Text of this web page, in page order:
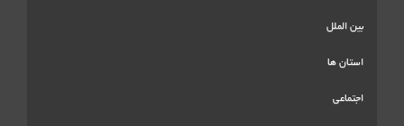
بین الملل
استان ها
اجتماعی